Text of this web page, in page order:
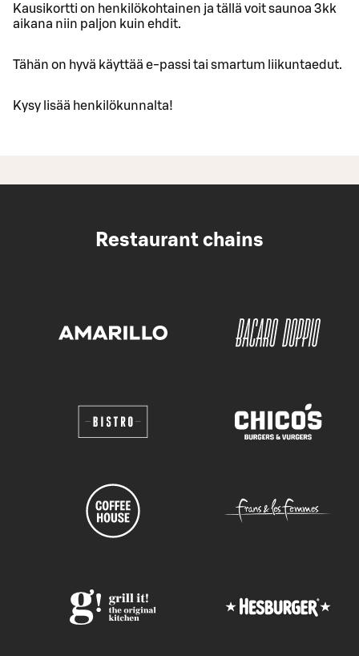
Kausikortti on henkilökohtainen ja tällä voit saunoa 3kk
aikana niin paljon kuin ehdit.
Tähän on hyvä käyttää e-passi tai smartum liikuntaedut.
Kysy lisää henkilökunnalta!
Restaurant chains